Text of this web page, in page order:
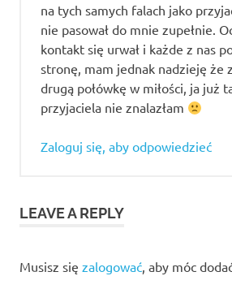
na tych samych falach jako
nie pasował do mnie zupełnie.
kontakt się urwał i każde z nas
stronę, mam jednak nadzieję że
drugą połówkę w miłości, ja już
przyjaciela nie znalazłam
Zaloguj się, aby odpowiedzieć
LEAVE A REPLY
Musisz się zalogować, aby móc